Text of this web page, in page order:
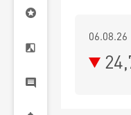
06.08.26